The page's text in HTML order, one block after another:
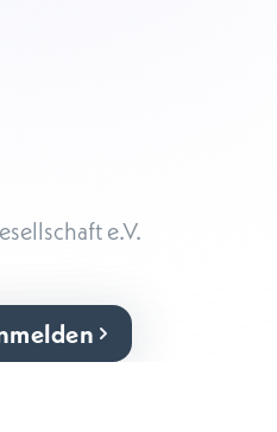
e.V.